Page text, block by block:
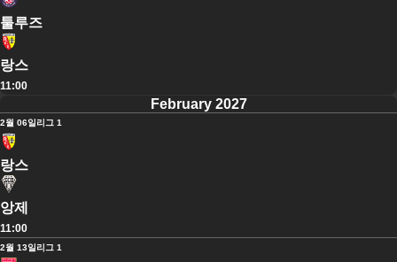
툴루즈
랑스
11:00
February 2027
2월 06일리그 1
랑스
앙제
11:00
2월 13일리그 1